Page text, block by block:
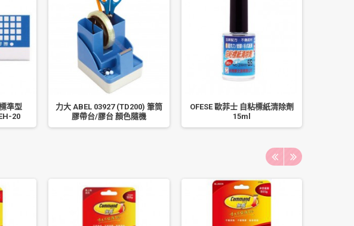
準型
20
力大 ABEL 03927 (TD200) 筆筒
膠帶台/膠台 顏色隨機
OFESE 歐菲士 自粘標紙清除劑
15ml